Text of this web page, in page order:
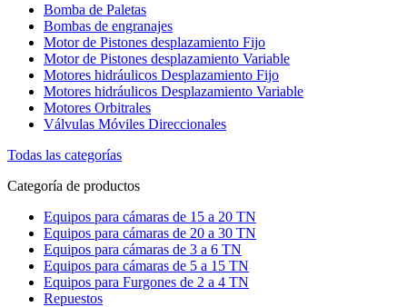
Bomba de Paletas
Bombas de engranajes
Motor de Pistones desplazamiento Fijo
Motor de Pistones desplazamiento Variable
Motores hidráulicos Desplazamiento Fijo
Motores hidráulicos Desplazamiento Variable
Motores Orbitrales
Válvulas Móviles Direccionales
Todas las categorías
Categoría de productos
Equipos para cámaras de 15 a 20 TN
Equipos para cámaras de 20 a 30 TN
Equipos para cámaras de 3 a 6 TN
Equipos para cámaras de 5 a 15 TN
Equipos para Furgones de 2 a 4 TN
Repuestos